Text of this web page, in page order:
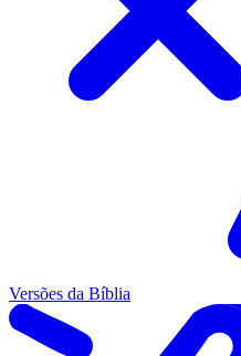
Versões da Bíblia